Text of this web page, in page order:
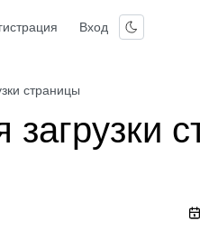
Вход
страницы
загрузки